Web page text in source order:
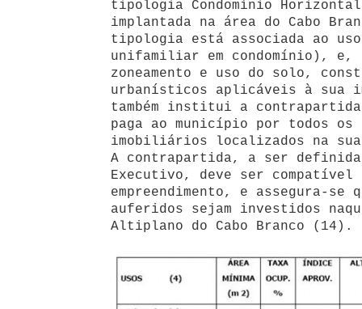
tipologia Condomínio
implantada na área do Cabo
tipologia está associada ao
unifamiliar em condomínio), e,
zoneamento e uso do solo,
urbanísticos aplicáveis à sua
também institui a
paga ao município por todos os
imobiliários localizados na sua
A contrapartida, a ser definida
Executivo, deve ser compatível
empreendimento, e assegura-se
auferidos sejam investidos
Altiplano do Cabo Branco (14).